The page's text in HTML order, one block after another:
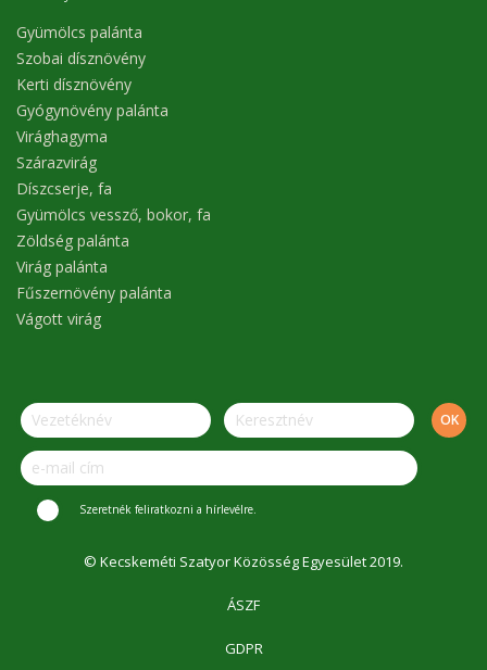
Gyümölcs palánta
Szobai dísznövény
Kerti dísznövény
Gyógynövény palánta
Virághagyma
Szárazvirág
Díszcserje, fa
Gyümölcs vessző, bokor, fa
Zöldség palánta
Virág palánta
Fűszernövény palánta
Vágott virág
Szeretnék feliratkozni a hírlevélre.
© Kecskeméti Szatyor Közösség Egyesület 2019.
ÁSZF
GDPR